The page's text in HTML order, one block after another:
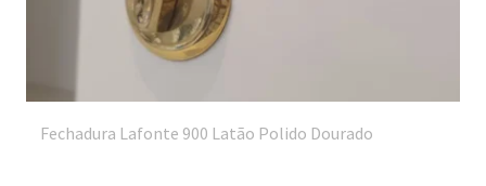
Fechadura Lafonte 900 Latão Polido Dourado